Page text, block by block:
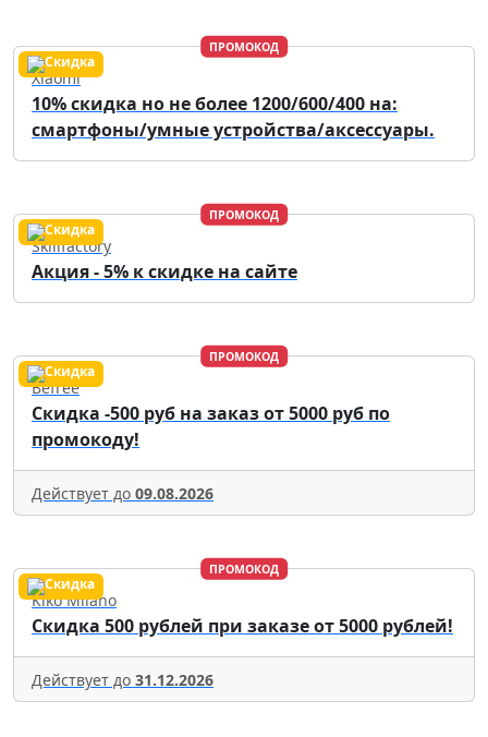
ПРОМОКОД
Xiaomi
10% скидка но не более 1200/600/400 на:
смартфоны/умные устройства/аксессуары.
ПРОМОКОД
Skillfactory
Акция - 5% к скидке на сайте
ПРОМОКОД
Befree
Скидка -500 руб на заказ от 5000 руб по
промокоду!
Действует до 09.08.2026
ПРОМОКОД
Kiko Milano
Скидка 500 рублей при заказе от 5000 рублей!
Действует до 31.12.2026